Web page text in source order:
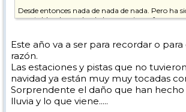
Desde entonces nada de nada de nada. Pero ha
aceptable y han salvado las vacaciones
muchos días ha hecho mucho frio y por lo cual
mantenía.
Pero para los "expertos" de la estación la falta de
paisaje. Que si, que estaba todo blanco y las
y podía llevar a engaño, pero pensé.... ufff
empiecen los "calores"....
Por suerte hasta antes de ayer ha seguido
Este año va a ser para recordar o
razón.
Las estaciones y pistas que no
navidad ya están muy muy tocadas
Sorprendente el daño que han hecho
lluvia y lo que viene.....